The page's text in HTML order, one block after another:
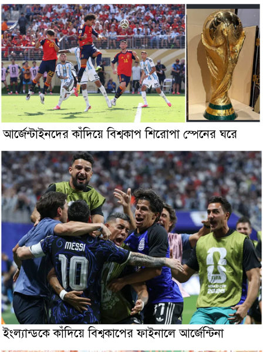
আর্জেন্টাইনদের কাঁদিয়ে বিশ্বকাপ শিরোপা স্পেনের ঘরে
ইংল্যান্ডকে কাঁদিয়ে বিশ্বকাপের ফাইনালে আর্জেন্টিনা